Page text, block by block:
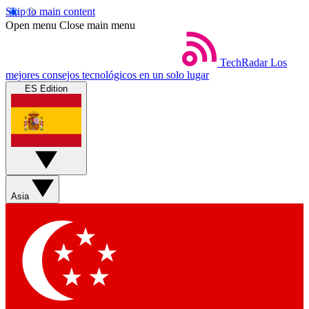
Skip to main content
Open menu Close main menu
TechRadar Los
mejores consejos tecnológicos en un solo lugar
ES Edition
Asia